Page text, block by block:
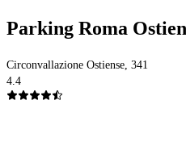
Parking Roma
Circonvallazione Ostiense, 341
4.4